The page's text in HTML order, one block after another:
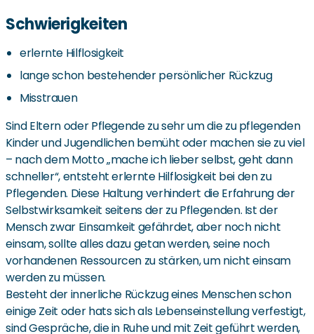
Schwierigkeiten
erlernte Hilflosigkeit
lange schon bestehender persönlicher Rückzug
Misstrauen
Sind Eltern oder Pflegende zu sehr um die zu pflegenden
Kinder und Jugendlichen bemüht oder machen sie zu viel
– nach dem Motto „mache ich lieber selbst, geht dann
schneller“, entsteht erlernte Hilflosigkeit bei den zu
Pflegenden. Diese Haltung verhindert die Erfahrung der
Selbstwirksamkeit seitens der zu Pflegenden. Ist der
Mensch zwar Einsamkeit gefährdet, aber noch nicht
einsam, sollte alles dazu getan werden, seine noch
vorhandenen Ressourcen zu stärken, um nicht einsam
werden zu müssen.
Besteht der innerliche Rückzug eines Menschen schon
einige Zeit oder hats sich als Lebenseinstellung verfestigt,
sind Gespräche, die in Ruhe und mit Zeit geführt werden,